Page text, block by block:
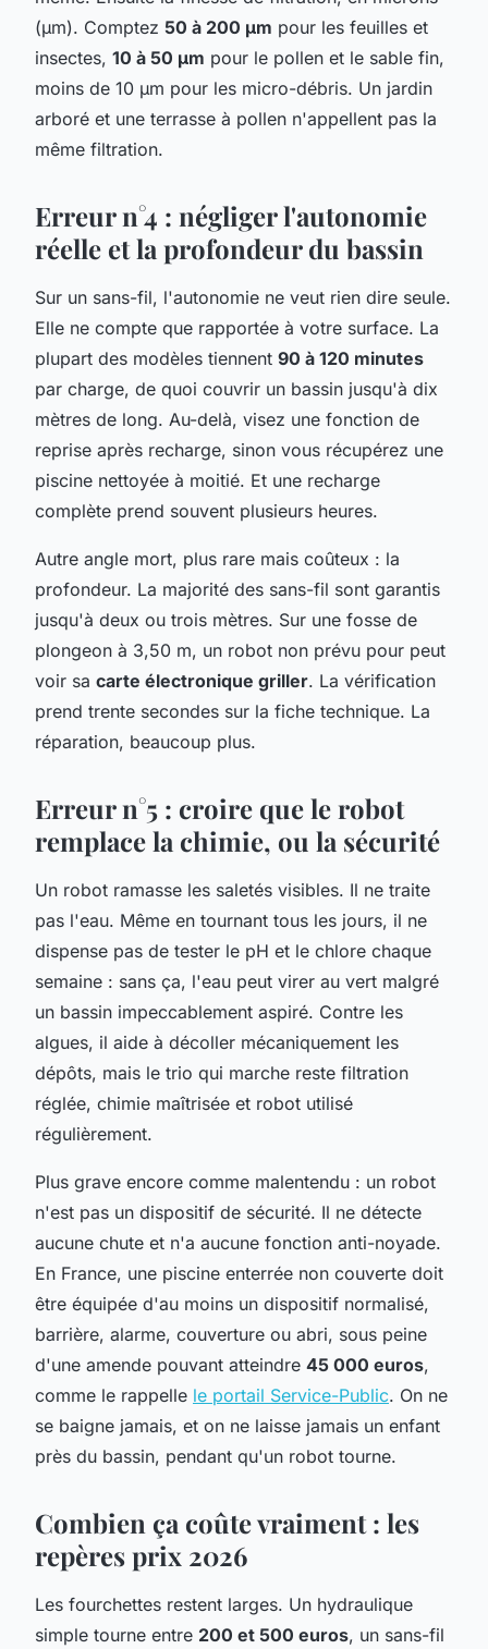
(µm). Comptez 50 à 200 µm pour les feuilles et
insectes, 10 à 50 µm pour le pollen et le sable fin,
moins de 10 µm pour les micro-débris. Un jardin
arboré et une terrasse à pollen n'appellent pas la
même filtration.
Erreur n°4 : négliger l'autonomie
réelle et la profondeur du bassin
Sur un sans-fil, l'autonomie ne veut rien dire seule.
Elle ne compte que rapportée à votre surface. La
plupart des modèles tiennent 90 à 120 minutes
par charge, de quoi couvrir un bassin jusqu'à dix
mètres de long. Au-delà, visez une fonction de
reprise après recharge, sinon vous récupérez une
piscine nettoyée à moitié. Et une recharge
complète prend souvent plusieurs heures.
Autre angle mort, plus rare mais coûteux : la
profondeur. La majorité des sans-fil sont garantis
jusqu'à deux ou trois mètres. Sur une fosse de
plongeon à 3,50 m, un robot non prévu pour peut
voir sa carte électronique griller. La vérification
prend trente secondes sur la fiche technique. La
réparation, beaucoup plus.
Erreur n°5 : croire que le robot
remplace la chimie, ou la sécurité
Un robot ramasse les saletés visibles. Il ne traite
pas l'eau. Même en tournant tous les jours, il ne
dispense pas de tester le pH et le chlore chaque
semaine : sans ça, l'eau peut virer au vert malgré
un bassin impeccablement aspiré. Contre les
algues, il aide à décoller mécaniquement les
dépôts, mais le trio qui marche reste filtration
réglée, chimie maîtrisée et robot utilisé
régulièrement.
Plus grave encore comme malentendu : un robot
n'est pas un dispositif de sécurité. Il ne détecte
aucune chute et n'a aucune fonction anti-noyade.
En France, une piscine enterrée non couverte doit
être équipée d'au moins un dispositif normalisé,
barrière, alarme, couverture ou abri, sous peine
d'une amende pouvant atteindre 45 000 euros,
comme le rappelle le portail Service-Public. On ne
se baigne jamais, et on ne laisse jamais un enfant
près du bassin, pendant qu'un robot tourne.
Combien ça coûte vraiment : les
repères prix 2026
Les fourchettes restent larges. Un hydraulique
simple tourne entre 200 et 500 euros, un sans-fil